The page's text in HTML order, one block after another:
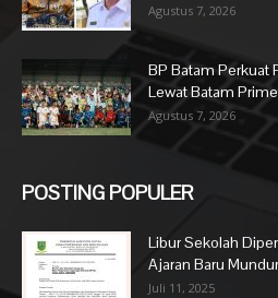
Agustus 7, 2026
BP Batam Perkuat
Lewat Batam
Agustus 7, 2026
POSTING POPULER
Libur Sekolah
Ajaran Baru
Juli 11, 2025